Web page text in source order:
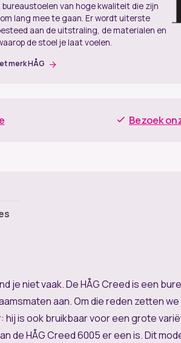
bureaustoelen van hoge kwaliteit die zijn
lang mee te gaan. Er wordt uiterste
aan de uitstraling, de materialen en
de stoel je laat voelen.
merk HÅG
Bezoek
je niet vaak. De HÅG Creed is een
aan. Om die reden zetten
is ook bruikbaar voor een grote
de HÅG Creed 6005 er een is. Dit